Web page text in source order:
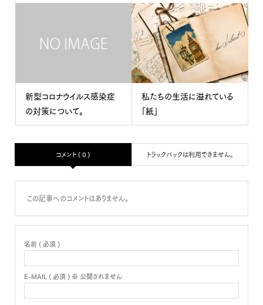
新型コロナウイルス感染症
の対策について。
私たちの生活に溢れている
「紙」
コメント ( 0 ) トラックバックは利用できません。
この記事へのコメントはありません。
名前 ( 必須 )
E-MAIL ( 必須 ) ※ 公開されません